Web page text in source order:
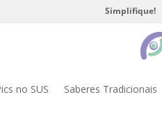
Simplifique!
no SUS Saberes Tradicionais